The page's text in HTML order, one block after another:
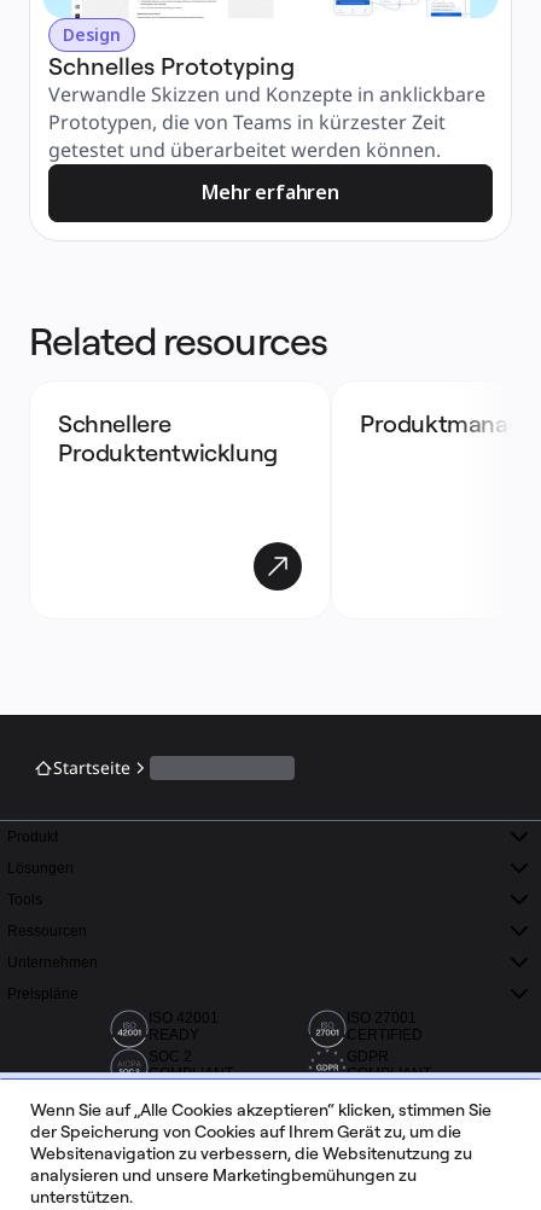
Design
Schnelles Prototyping
Verwandle Skizzen und Konzepte in anklickbare
Prototypen, die von Teams in kürzester Zeit
getestet und überarbeitet werden können.
Mehr erfahren
Related resources
Schnellere
Produktentwicklung
Startseite
Produkt
Lösungen
Tools
Ressourcen
Unternehmen
Preispläne
ISO 42001
READY
ISO 27001
CERTIFIED
SOC 2
COMPLIANT
GDPR
COMPLIANT
Wenn Sie auf „Alle Cookies akzeptieren“ klicken, stimmen Sie
der Speicherung von Cookies auf Ihrem Gerät zu, um die
Websitenavigation zu verbessern, die Websitenutzung zu
analysieren und unsere Marketingbemühungen zu
unterstützen.